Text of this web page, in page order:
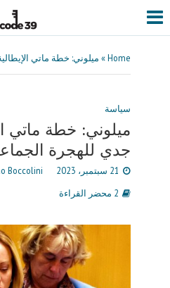
Home
» ميلوني: خطة ماتي
سياسة
ميلوني: خطة ماتي
جدي للهجرة
21 سبتمبر، 2023
Boccolini
2 محضر القراءة